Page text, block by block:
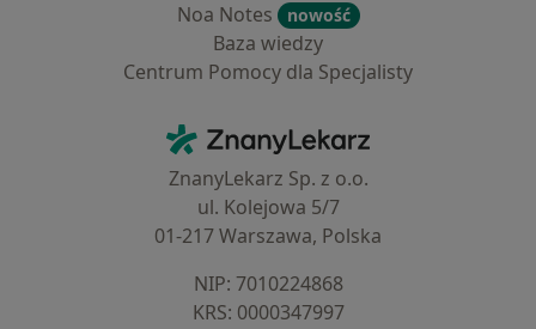
Noa Notes
nowość
Baza wiedzy
Centrum Pomocy dla Specjalisty
ZnanyLekarz - Strona główna
ZnanyLekarz Sp. z o.o.
ul. Kolejowa 5/7
01-217 Warszawa, Polska
NIP: ⁠7010224868
KRS: ⁠0000347997